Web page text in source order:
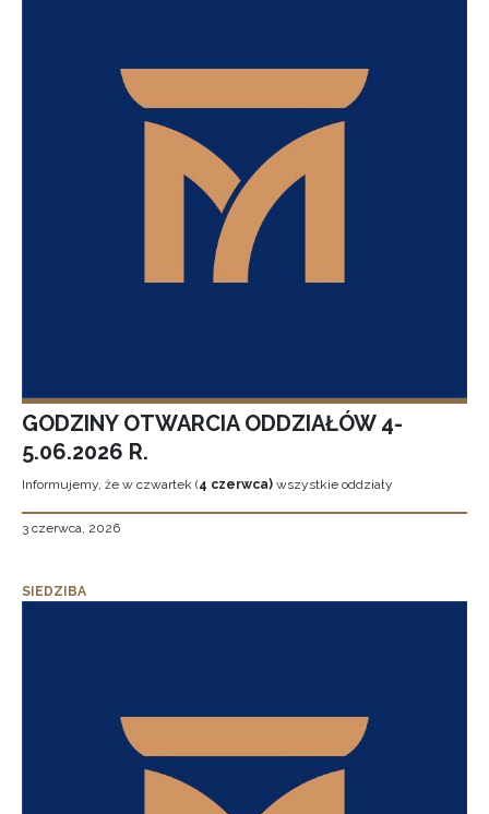
GODZINY OTWARCIA ODDZIAŁÓW 4-
5.06.2026 R.
Informujemy, że w czwartek (4 czerwca) wszystkie oddziały
3 czerwca, 2026
SIEDZIBA